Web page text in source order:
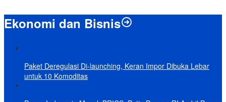
Ekonomi dan Bisnis
Paket Deregulasi Di-launching, Keran Impor Dibuka Lebar
untuk 10 Komoditas